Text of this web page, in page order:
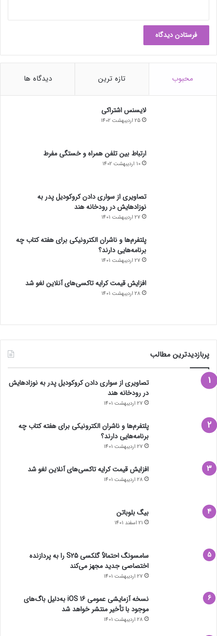
محبوب تازه ترین دیدگاه ها
لایسنس اشتراکی
25 اردیبهشت 1402
ارتباط بین تلفن همراه و خستگی مفرط
10 اردیبهشت 1402
تصاویری از سواری دادن کروکودیل پدر به
نوزادهایش در رودخانه هند
27 اردیبهشت 1401
پلتفرم‌ها و ناشران الکترونیکی برای هفته کتاب چه
برنامه‌هایی دارند؟
27 اردیبهشت 1401
افزایش قیمت کرایه تاکسی‌های آنلاین لغو شد
28 اردیبهشت 1401
پربازدیدترین مطالب
تصاویری از سواری دادن کروکودیل پدر به نوزادهایش
در رودخانه هند
27 اردیبهشت 1401
پلتفرم‌ها و ناشران الکترونیکی برای هفته کتاب چه
برنامه‌هایی دارند؟
27 اردیبهشت 1401
افزایش قیمت کرایه تاکسی‌های آنلاین لغو شد
28 اردیبهشت 1401
بیگ بلوباتن
21 اسفند 1401
سامسونگ احتمالاً گلکسی S25 را به پردازنده
اختصاصی جدید مجهز می‌کند
27 اردیبهشت 1401
نسخه آزمایشی عمومی iOS 16 به‌دلیل باگ‌های
موجود با تأخیر منتشر خواهد شد
28 اردیبهشت 1401